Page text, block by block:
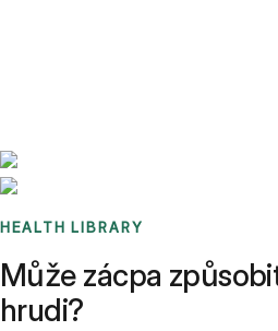
HEALTH LIBRARY
Může zácpa
hrudi?